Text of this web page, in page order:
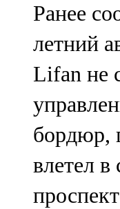
Ранее
летний
Lifan не
бордюр,
влетел в